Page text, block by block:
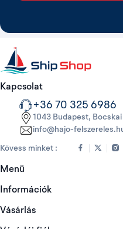
Kapcsolat
+36 70 325 6986
1043 Budapest,
info@hajo-
Kövess minket :
Menü
Információk
Vásárlás